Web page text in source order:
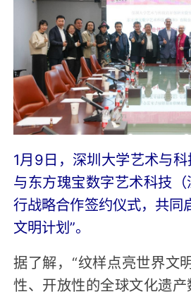
1月9日，深圳大学艺术与
与东方瑰宝数字艺术科技
行战略合作签约仪式，共同
文明计划”。
据了解，“纹样点亮世界文
性、开放性的全球文化遗